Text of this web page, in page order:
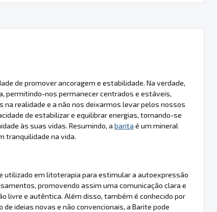
de promover ancoragem e estabilidade. Na verdade,
permitindo-nos permanecer centrados e estáveis,
realidade e a não nos deixarmos levar pelos nossos
de estabilizar e equilibrar energias, tornando-se
às suas vidas. Resumindo, a barita é um mineral
tranquilidade na vida.
utilizado em litoterapia para estimular a autoexpressão
promovendo assim uma comunicação clara e
livre e autêntica. Além disso, também é conhecido por
ideias novas e não convencionais, a Barite pode